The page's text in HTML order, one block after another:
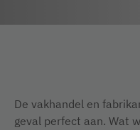
De vakhandel en
geval perfect aan. Wat